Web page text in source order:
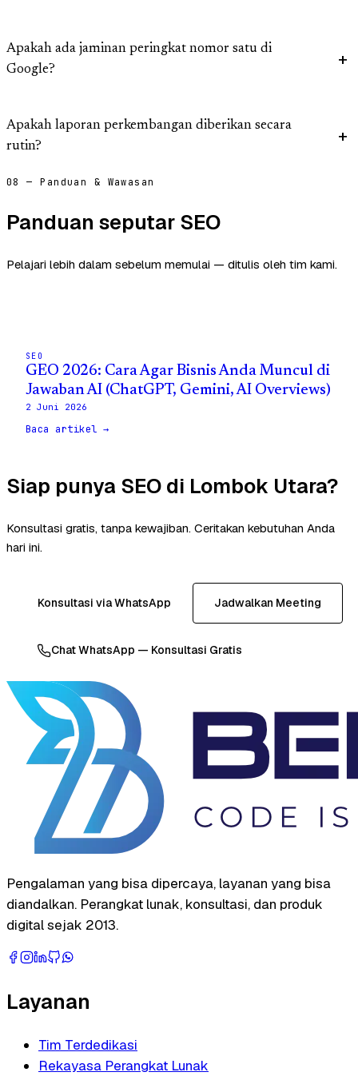
Apakah ada jaminan peringkat nomor satu di
Google?
Apakah laporan perkembangan diberikan secara
rutin?
08 — Panduan & Wawasan
Panduan seputar SEO
Pelajari lebih dalam sebelum memulai — ditulis oleh tim kami.
SEO
GEO 2026: Cara Agar Bisnis Anda Muncul di
Jawaban AI (ChatGPT, Gemini, AI Overviews)
2 Juni 2026
Baca artikel →
Siap punya SEO di Lombok Utara?
Konsultasi gratis, tanpa kewajiban. Ceritakan kebutuhan Anda
hari ini.
Konsultasi via WhatsApp Jadwalkan Meeting
Chat WhatsApp — Konsultasi Gratis
Pengalaman yang bisa dipercaya, layanan yang bisa
diandalkan. Perangkat lunak, konsultasi, dan produk
digital sejak 2013.
Layanan
Tim Terdedikasi
Rekayasa Perangkat Lunak